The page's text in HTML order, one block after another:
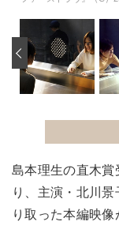
‹
島本理生の直木賞
り、主演・北川
り取った本編映像